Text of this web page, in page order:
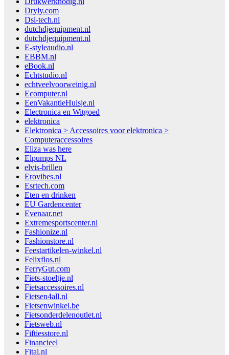
Dryly.com
Dsl-tech.nl
dutchdjequipment.nl
dutchdjequipment.nl
E-styleaudio.nl
EBBM.nl
eBook.nl
Echtstudio.nl
echtveelvoorweinig.nl
Ecomputer.nl
EenVakantieHuisje.nl
Electronica en Witgoed
elektronica
Elektronica > Accessoires voor elektronica >
Computeraccessoires
Eliza was here
Elpumps NL
elvis-brillen
Erovibes.nl
Esrtech.com
Eten en drinken
EU Gardencenter
Evenaar.net
Extremesportscenter.nl
Fashionize.nl
Fashionstore.nl
Feestartikelen-winkel.nl
Felixflos.nl
FerryGut.com
Fiets-stoeltje.nl
Fietsaccessoires.nl
Fietsen4all.nl
Fietsenwinkel.be
Fietsonderdelenoutlet.nl
Fietsweb.nl
Fiftiesstore.nl
Financieel
Fital.nl